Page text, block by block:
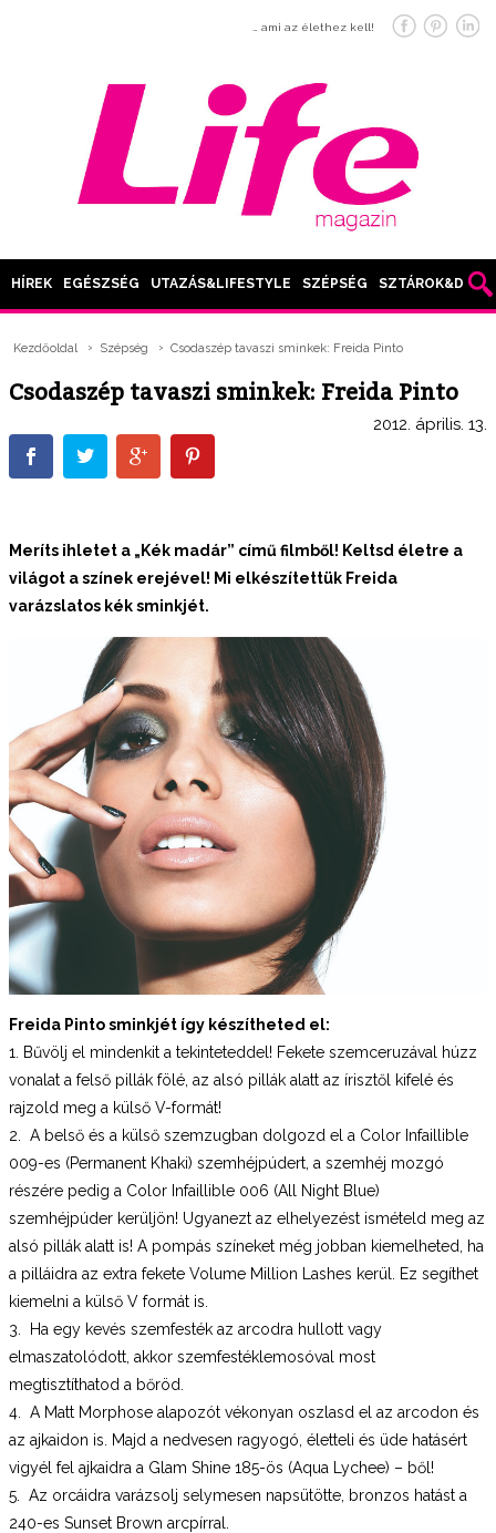
… ami az élethez kell!
HÍREK EGÉSZSÉG UTAZÁS&LIFESTYLE SZÉPSÉG SZTÁROK&DIVAT
Kezdőoldal Szépség Csodaszép tavaszi sminkek: Freida Pinto
Csodaszép tavaszi sminkek: Freida Pinto
2012. április. 13.
Meríts ihletet a „Kék madár” című filmből! Keltsd életre a
világot a színek erejével! Mi elkészítettük Freida
varázslatos kék sminkjét.
Freida Pinto sminkjét így készítheted el:
1. Bűvölj el mindenkit a tekinteteddel! Fekete szemceruzával húzz
vonalat a felső pillák fölé, az alsó pillák alatt az írisztől kifelé és
rajzold meg a külső V-formát!
2. A belső és a külső szemzugban dolgozd el a Color Infaillible
009-es (Permanent Khaki) szemhéjpúdert, a szemhéj mozgó
részére pedig a Color Infaillible 006 (All Night Blue)
szemhéjpúder kerüljön! Ugyanezt az elhelyezést ismételd meg az
alsó pillák alatt is! A pompás színeket még jobban kiemelheted, ha
a pilláidra az extra fekete Volume Million Lashes kerül. Ez segíthet
kiemelni a külső V formát is.
3. Ha egy kevés szemfesték az arcodra hullott vagy
elmaszatolódott, akkor szemfestéklemosóval most
megtisztíthatod a bőröd.
4. A Matt Morphose alapozót vékonyan oszlasd el az arcodon és
az ajkaidon is. Majd a nedvesen ragyogó, életteli és üde hatásért
vigyél fel ajkaidra a Glam Shine 185-ös (Aqua Lychee) – ből!
5. Az orcáidra varázsolj selymesen napsütötte, bronzos hatást a
240-es Sunset Brown arcpírral.